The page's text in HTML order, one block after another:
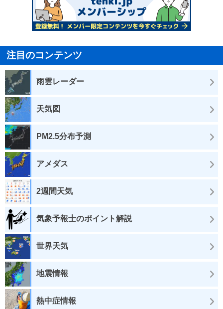
注目のコンテンツ
雨雲レーダー
天気図
PM2.5分布予測
アメダス
2週間天気
気象予報士のポイント解説
世界天気
地震情報
熱中症情報